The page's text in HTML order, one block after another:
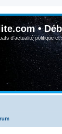
•
d'actualité politique et